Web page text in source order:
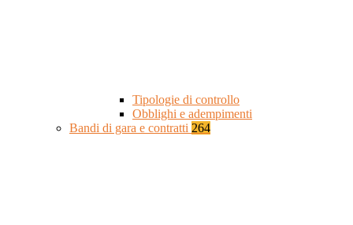
Tipologie di controllo
Obblighi e adempimenti
Bandi di gara e contratti 264